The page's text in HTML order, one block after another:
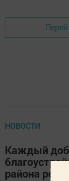
НОВОСТИ
Каждый
района